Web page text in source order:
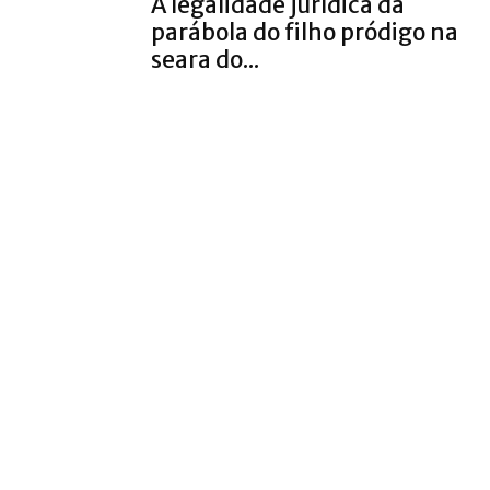
parábola do filho pródigo na
seara do...